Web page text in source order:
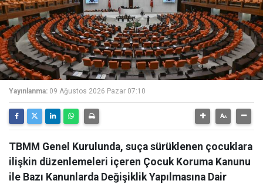
Yayınlanma: 09 Ağustos 2026 Pazar 07:10
TBMM Genel Kurulunda, suça sürüklenen çocuklara
ilişkin düzenlemeleri içeren Çocuk Koruma Kanunu
ile Bazı Kanunlarda Değişiklik Yapılmasına Dair